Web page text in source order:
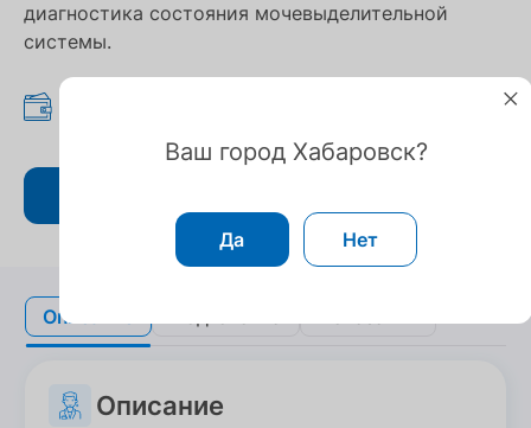
диагностика состояния мочевыделительной
системы.
Описание
Описание
Описание
Ваш город Хабаровск?
Да Нет